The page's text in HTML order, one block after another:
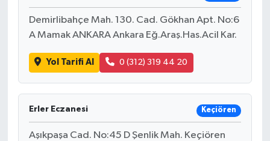
Demirlibahçe Mah. 130. Cad. Gökhan Apt. No:6
A Mamak ANKARA Ankara Eğ.Araş.Has.Acil Kar.
Yol Tarifi Al 0 (312) 319 44 20
Erler Eczanesi Keçiören
Aşıkpaşa Cad. No:45 D Şenlik Mah. Keçiören